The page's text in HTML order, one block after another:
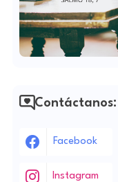
Contáctanos:
Facebook
Instagram